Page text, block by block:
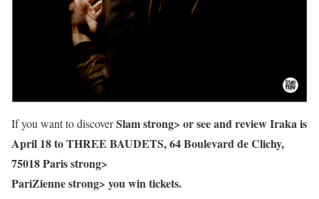
If you want to discoverSlam strong> or see and review Iraka is
April 18 to THREE BAUDETS, 64 Boulevard de Clichy,
75018 Paris strong>
PariZienne strong> you win tickets.